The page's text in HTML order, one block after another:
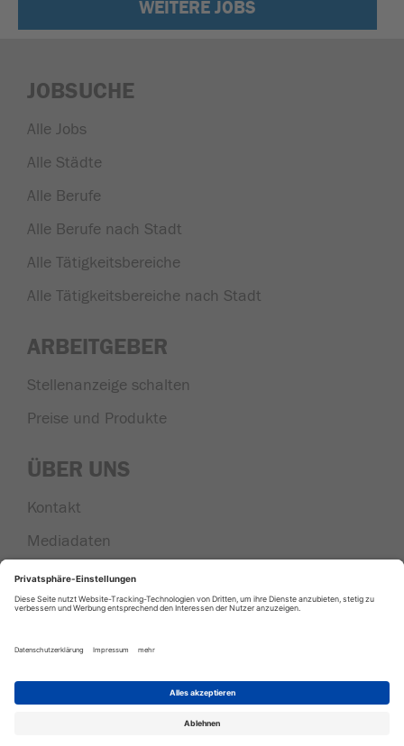
WEITERE JOBS
JOBSUCHE
Alle Jobs
Alle Städte
Alle Berufe
Alle Berufe nach Stadt
Alle Tätigkeitsbereiche
Alle Tätigkeitsbereiche nach Stadt
ARBEITGEBER
Stellenanzeige schalten
Preise und Produkte
ÜBER UNS
Kontakt
Mediadaten
Nachrichten aus der Region
AGB |
Einstellungen